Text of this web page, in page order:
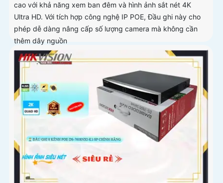
cao với khả năng xem ban đêm và hình ảnh sắt nét 4K
Ultra HD. Với tích hợp công nghệ IP POE, Đầu ghi này cho
phép dễ dàng nâng cấp số lượng camera mà không cần
thêm dây nguồn